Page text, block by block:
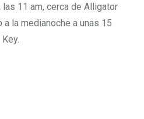
11 am, cerca de Alligator
la medianoche a unas 15